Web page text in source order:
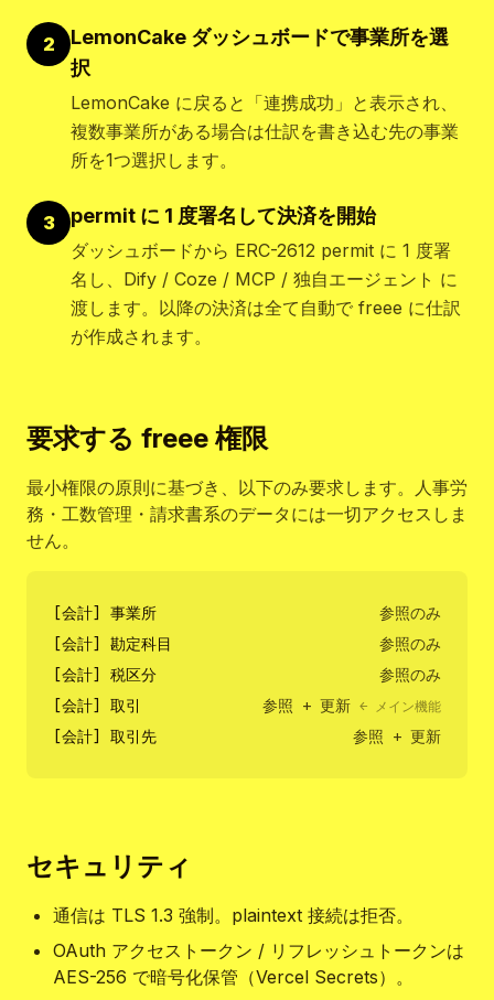
2
LemonCake ダッシュボードで事業所を選
択
LemonCake に戻ると「連携成功」と表示され、
複数事業所がある場合は仕訳を書き込む先の事業
所を1つ選択します。
3 permit に 1 度署名して決済を開始
ダッシュボードから ERC-2612 permit に 1 度署
名し、Dify / Coze / MCP / 独自エージェント に
渡します。以降の決済は全て自動で freee に仕訳
が作成されます。
要求する freee 権限
最小権限の原則に基づき、以下のみ要求します。人事労
務・工数管理・請求書系のデータには一切アクセスしま
せん。
[会計] 事業所
参照のみ
[会計] 勘定科目
参照のみ
[会計] 税区分
参照のみ
[会計] 取引
参照 + 更新 ← メイン機能
[会計] 取引先 参照 + 更新
セキュリティ
通信は TLS 1.3 強制。plaintext 接続は拒否。
OAuth アクセストークン / リフレッシュトークンは
AES-256 で暗号化保管（Vercel Secrets）。